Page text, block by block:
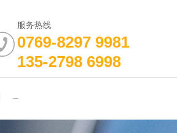
服务热线
0769-8297 9981
135-2798 6998